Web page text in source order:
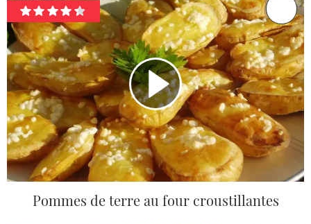
Pommes de terre au four croustillantes